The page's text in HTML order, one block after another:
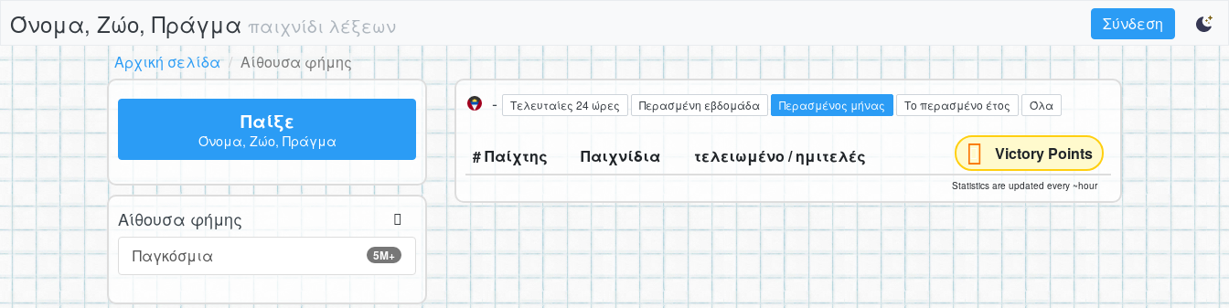
Όνομα, Ζώο, Πράγμα παιχνίδι λέξεων
Σύνδεση
Αρχική σελίδα
Αίθουσα φήμης
- Τελευταίες 24 ώρες Περασμένη εβδομάδα Περασμένος μήνας Το περασμένο έτος Όλα
# Παίχτης Παιχνίδια τελειωμένο / ημιτελές Victory Points
Statistics are updated every ~hour
Παίξε
Όνομα, Ζώο, Πράγμα
Αίθουσα φήμης
5M+
Παγκόσμια